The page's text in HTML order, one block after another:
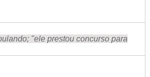
"ele prestou concurso para